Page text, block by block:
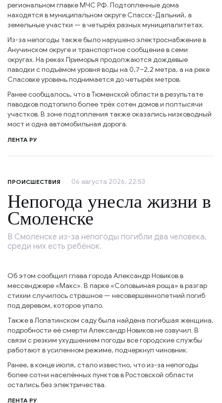
региональном главке МЧС РФ. Подтопленные дома
находятся в муниципальном округе Спасск-Дальний, а
земельные участки — в четырёх разных муниципалитетах.
Из-за непогоды также было нарушено электроснабжение в
Анучинском округе и транспортное сообщение в семи
округах. На реках Приморья продолжаются дождевые
паводки с подъёмом уровня воды на 0,7–2,2 метра, а на реке
Спасовке уровень поднимается до четырёх метров.
Ранее сообщалось, что в Тюменской области в результате
паводков подтопило более трёх сотен домов и полтысячи
участков. В зоне подтопления также оказались низководный
мост и одна автомобильная дорога.
ЛЕНТА РУ
ПРОИСШЕСТВИЯ 06 августа 2026, 22:53
Непогода унесла жизни в
Смоленске
В Смоленске из-за непогоды погибли два человека,
среди них есть ребёнок.
Об этом сообщил глава города Александр Новиков в
мессенджере «Макс». В парке «Соловьиная роща» в разгар
стихии случилось страшное — несовершеннолетний погиб
под деревом, которое упало.
Также в Лопатинском саду была найдена погибшая женщина,
подробности её смерти Александр Новиков не озвучил. В
связи с резким ухудшением погоды все городские службы
работают в усиленном режиме, подчеркнул чиновник.
Ранее, в конце июля, стало известно, что из-за непогоды
более сотни населённых пунктов в Ростовской области
остались без электричества.
ЛЕНТА РУ